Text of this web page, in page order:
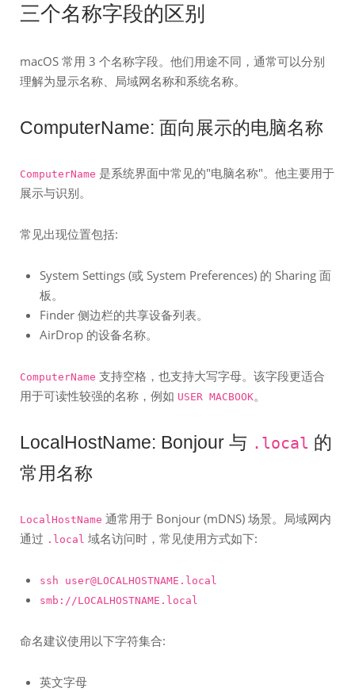
三个名称字段的区别
macOS 常用 3 个名称字段。他们用途不同，通常可以分别
理解为显示名称、局域网名称和系统名称。
ComputerName: 面向展示的电脑名称
ComputerName 是系统界面中常见的"电脑名称"。他主要用于
展示与识别。
常见出现位置包括:
System Settings (或 System Preferences) 的 Sharing 面
板。
Finder 侧边栏的共享设备列表。
AirDrop 的设备名称。
ComputerName 支持空格，也支持大写字母。该字段更适合
用于可读性较强的名称，例如 USER MACBOOK。
LocalHostName: Bonjour 与 .local 的
常用名称
LocalHostName 通常用于 Bonjour (mDNS) 场景。局域网内
通过 .local 域名访问时，常见使用方式如下:
ssh user@LOCALHOSTNAME.local
smb://LOCALHOSTNAME.local
命名建议使用以下字符集合:
英文字母